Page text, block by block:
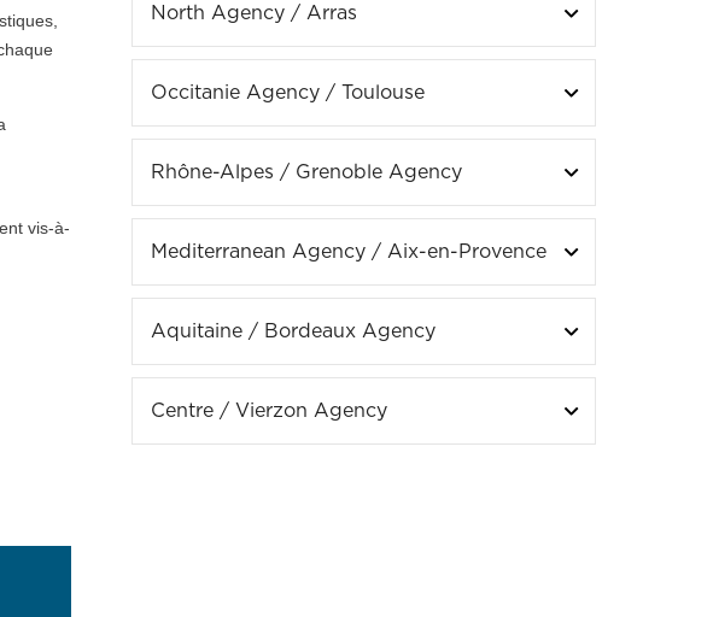
North Agency / Arras
Occitanie Agency / Toulouse
Rhône-Alpes / Grenoble Agency
Mediterranean Agency / Aix-en-Provence
Aquitaine / Bordeaux Agency
Centre / Vierzon Agency